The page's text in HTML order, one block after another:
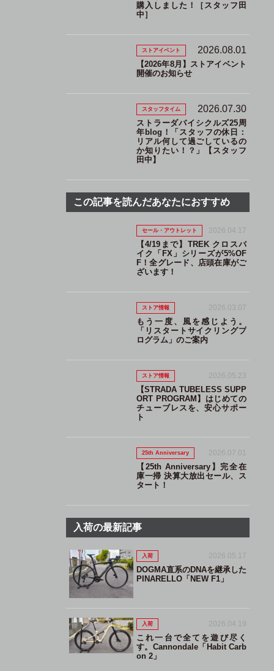
購入しました！［スタッフ田
中］
ストアイベント 2026.08.01
【2026年8月】ストアイベント
開催のお知らせ
スタッフタイム 2026.07.30
ストラーダバイシクルズ25周
年blog！「スタッフの休日：
リアル何して過ごしているの
か知りたい！？」【スタッフ
田中】
この記事を読んだあなたにおすすめ
セール・アウトレット 2026.04.17
【4/19まで】TREK クロスバ
イク「FX」シリーズが5%OF
F！全グレード、店頭在庫がご
ざいます！
ストア情報 2026.03.07
もう一度、風を感じよう。
「リスタートサイクリングプ
ログラム」のご案内
ストア情報 2026.05.23
【STRADA TUBELESS SUPP
ORT PROGRAM】はじめての
チューブレスを、安心サポー
ト
25th Anniversary 2026.07.01
【25th Anniversary】完全在
庫一掃 決算大放出セール、ス
タート！
入荷の最新記事
入荷 2026.05.17
DOGMA直系のDNAを継承した
PINARELLO「NEW F1」
入荷 2026.04.19
これ一台で全てを遊び尽く
す。Cannondale「Habit Carb
on 2」